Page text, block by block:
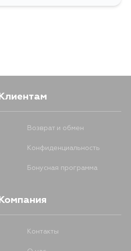
Клиентам
Возврат и обмен
Конфиденциальность
Бонусная программа
Компания
Контакты